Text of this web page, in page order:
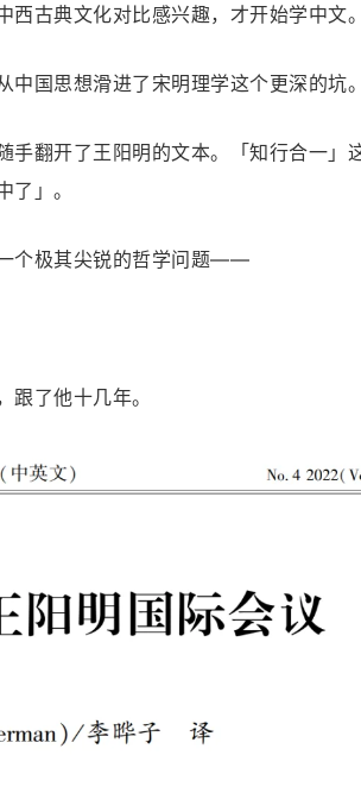
古典文化对比感兴趣，才开始学中文。
国思想滑进了宋明理学这个更深的坑。
手翻开了王阳明的文本。「知行合一」
」。
个极其尖锐的哲学问题——
了他十几年。